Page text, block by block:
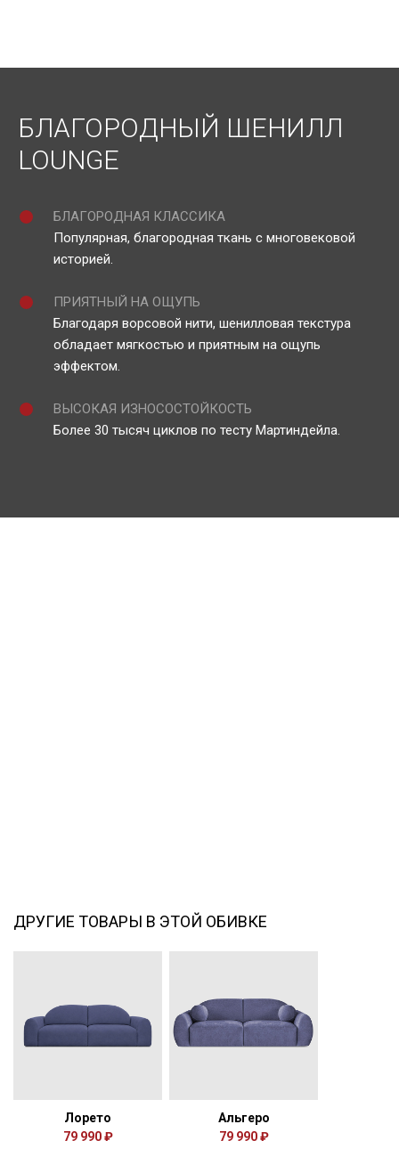
БЛАГОРОДНЫЙ ШЕНИЛЛ
LOUNGE
БЛАГОРОДНАЯ КЛАССИКА
Популярная, благородная ткань с многовековой
историей.
ПРИЯТНЫЙ НА ОЩУПЬ
Благодаря ворсовой нити, шенилловая текстура
обладает мягкостью и приятным на ощупь
эффектом.
ВЫСОКАЯ ИЗНОСОСТОЙКОСТЬ
Более 30 тысяч циклов по тесту Мартиндейла.
ДРУГИЕ ТОВАРЫ В ЭТОЙ ОБИВКЕ
Лорето
79 990 ₽
Альгеро
79 990 ₽